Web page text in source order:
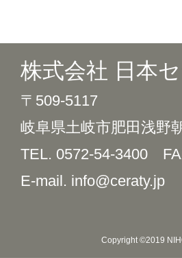
株式会社 日本
〒509-5117
岐阜県土岐市肥田浅野
TEL. 0572-54-3400
E-mail. info@ceraty.jp
Copyright ©2019